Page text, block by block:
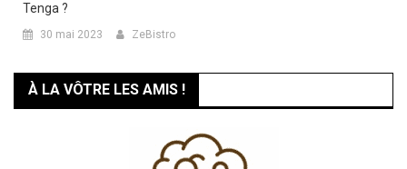
Tenga ?
30 mai 2023 ZeBistro
À LA VÔTRE LES AMIS !